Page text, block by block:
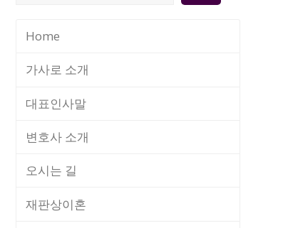
Home
가사로 소개
대표인사말
변호사 소개
오시는 길
재판상이혼